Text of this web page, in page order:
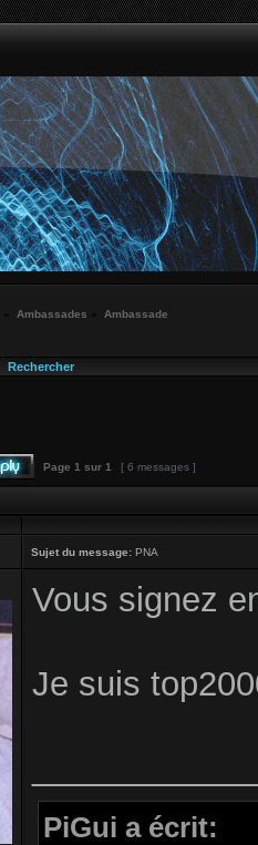
» Ambassades » Ambassade
Rechercher
Page 1 sur 1 [ 6 messages ]
Sujet du message: PNA
Vous signez
Je suis
PiGui a écrit: